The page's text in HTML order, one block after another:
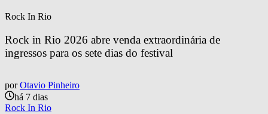
Rock In Rio
Rock in Rio 2026 abre venda extraordinária de
ingressos para os sete dias do festival
por Otavio Pinheiro
há 7 dias
Rock In Rio